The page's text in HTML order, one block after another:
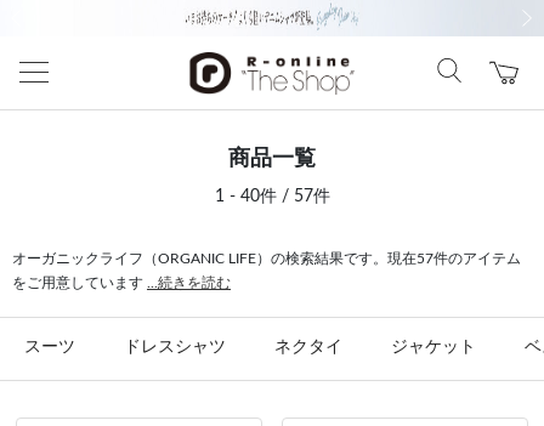
商品一覧
1 - 40件 / 57件
オーガニックライフ（ORGANIC LIFE）の検索結果です。現在57件のアイテム
をご用意しています
...続きを読む
スーツ ドレスシャツ ネクタイ ジャケット